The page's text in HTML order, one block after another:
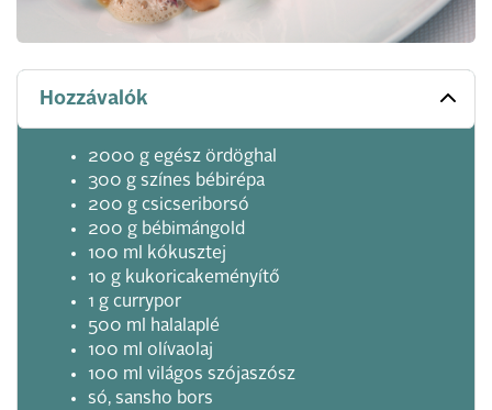
Hozzávalók
2000 g egész ördöghal
300 g színes bébirépa
200 g csicseriborsó
200 g bébimángold
100 ml kókusztej
10 g kukoricakeményítő
1 g currypor
500 ml halalaplé
100 ml olívaolaj
100 ml világos szójaszósz
só, sansho bors